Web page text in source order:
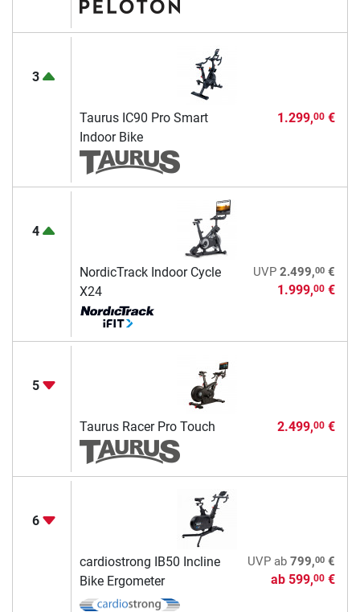
3
Taurus IC90 Pro Smart
Indoor Bike
1.299,00€
4
NordicTrack Indoor Cycle
X24
UVP 2.499,00€
1.999,00€
5
Taurus Racer Pro Touch 2.499,00€
6
cardiostrong IB50 Incline
Bike Ergometer
UVPab 799,00€
ab 599,00€